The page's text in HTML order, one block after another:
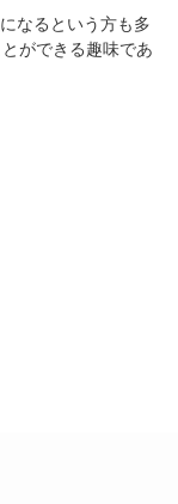
なるという方も多
ができる趣味であ